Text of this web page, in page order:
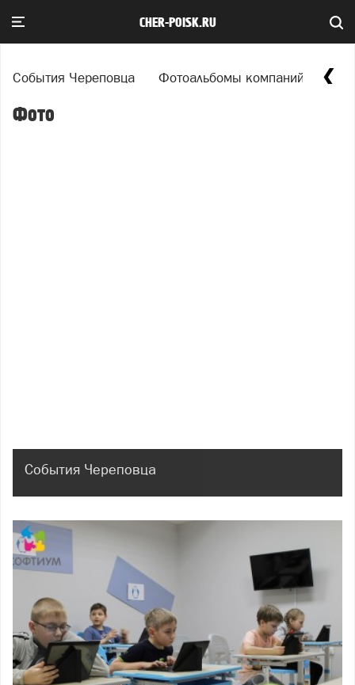
CHER-POISK.RU
События Череповца Фотоальбомы компаний города
Фото
События Череповца